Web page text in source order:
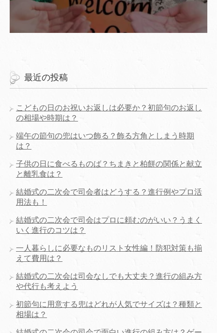
最近の投稿
こどもの日のお祝いお返しは必要か？初節句のお返し
の相場や時期は？
端午の節句の兜はいつ飾る？飾る方角としまう時期
は？
子供の日に食べるものば？ちまきと柏餅の関係と献立
と離乳食は？
結婚式の二次会で司会者はどうする？進行例やプロ活
用法も！
結婚式の二次会で司会はプロに頼むのがいい？うまく
いく進行のコツは？
一人暮らしに必要なものリスト女性編！防犯対策も揃
えて費用は？
結婚式の二次会は司会なしでも大丈夫？進行の組み方
や代行も考えよう
初節句に用意する兜はどれが人気でサイズは？種類と
相場は？